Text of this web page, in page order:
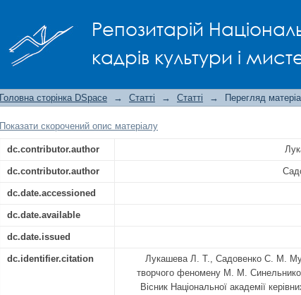
Репозитарій
кадрів культури і
Музично-театральна
культурологічний вимір
Головна сторінка DSpace → Статті → Статті → Перегляд
Показати скорочений опис матеріалу
dc.contributor.author
dc.contributor.author
dc.date.accessioned
dc.date.available
dc.date.issued
dc.identifier.citation
Лукашева Л. Т., Садовенко С. М.
творчого феномену М. М.
Вісник Національної академії